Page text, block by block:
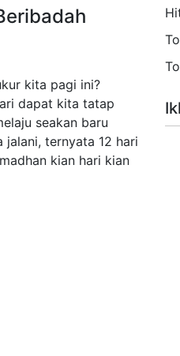
kita pagi ini?
dapat kita tatap
seakan baru
jalani, ternyata 12 hari
kian hari kian